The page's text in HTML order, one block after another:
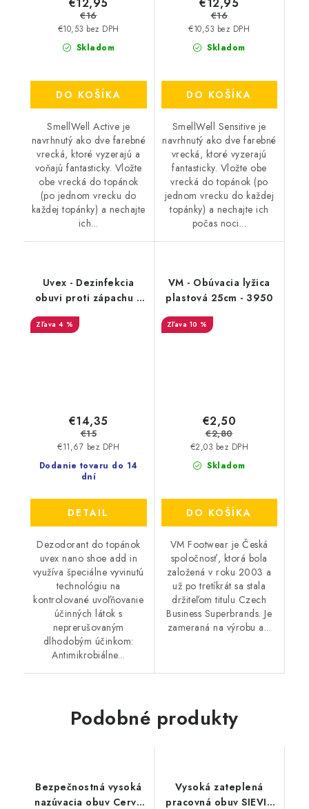
Skladom
€10,53 bez DPH
€16
DO KOŠÍKA
SmellWell Active je
navrhnutý ako dve farebné
vrecká, ktoré vyzerajú a
voňajú fantasticky. Vložte
obe vrecká do topánok
(po jednom vrecku do
každej topánky) a nechajte
ich...
Skladom
€10,53 bez DPH
€16
DO KOŠÍKA
SmellWell Sensitive je
navrhnutý ako dve farebné
vrecká, ktoré vyzerajú
fantasticky. Vložte obe
vrecká do topánok (po
jednom vrecku do každej
topánky) a nechajte ich
počas noci...
Uvex - Dezinfekcia
obuvi proti zápachu a
9698/3
4 %
Dodanie tovaru do 14
dní
€11,67 bez DPH
€14,35
€15
DETAIL
Dezodorant do topánok
uvex nano shoe add in
využíva špeciálne vyvinutú
technológiu na
kontrolované uvoľňovanie
účinných látok s
neprerušovaným
dlhodobým účinkom:
Antimikrobiálne...
VM - Obúvacia lyžica
plastová 25cm - 3950
10 %
Skladom
€2,03 bez DPH
€2,50
€2,80
DO KOŠÍKA
VM Footwear je Česká
spoločnosť, ktorá bola
založená v roku 2003 a
už po tretíkrát sa stala
držiteľom titulu Czech
Business Superbrands. Je
zameraná na výrobu a...
Podobné produkty
Bezpečnostná vysoká
nazúvacia obuv Cerva
Vysoká zateplená
pracovná obuv SIEVI -